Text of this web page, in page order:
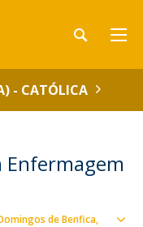
- CATÓLICA
Enfermagem
de Benfica,